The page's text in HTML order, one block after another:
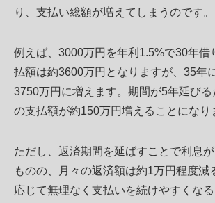
り、支払い総額が増えてしまうのです。
例えば、3000万円を年利1.5%で30年借
払額は約3600万円となりますが、35年
3750万円に増えます。期間が5年延び
の支払額が約150万円増えることになり
ただし、返済期間を延ばすことで利息
ものの、月々の返済額は約1万円程度減
応じて無理なく支払いを続けやすくな